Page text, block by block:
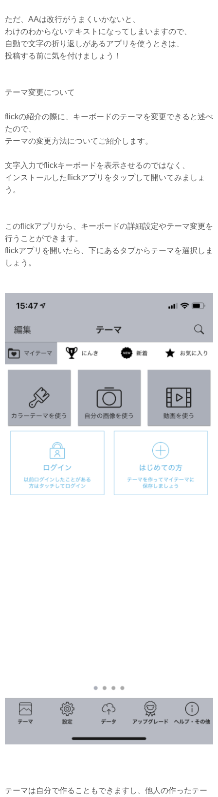
ただ、AAは改行がうまくいかないと、
わけのわからないテキストになってしまいますので、
自動で文字の折り返しがあるアプリを使うときは、
投稿する前に気を付けましょう！
テーマ変更について
flickの紹介の際に、キーボードのテーマを変更できると述べ
たので、
テーマの変更方法についてご紹介します。
文字入力でflickキーボードを表示させるのではなく、
インストールしたflickアプリをタップして開いてみましょ
う。
このflickアプリから、キーボードの詳細設定やテーマ変更を
行うことができます。
flickアプリを開いたら、下にあるタブからテーマを選択しま
しょう。
テーマは自分で作ることもできますし、他人の作ったテー